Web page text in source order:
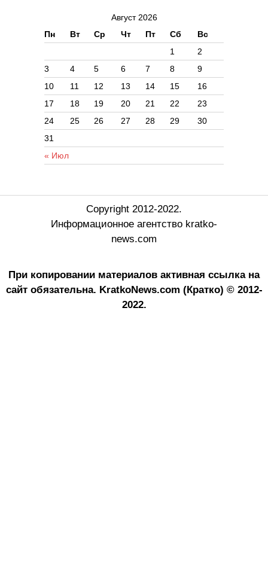
Август 2026
Пн
Вт Ср Чт Пт Сб Вс
« Июл
1
2
3
4 5 6 7 8
9
10
11 12 13 14 15
16
17
18 19 20 21 22
23
24
25 26 27 28 29
30
31
Copyright 2012-2022.
Информационное агентство kratko-
news.com
При копировании материалов активная ссылка на
сайт обязательна. KratkoNews.com (Кратко) © 2012-
2022.